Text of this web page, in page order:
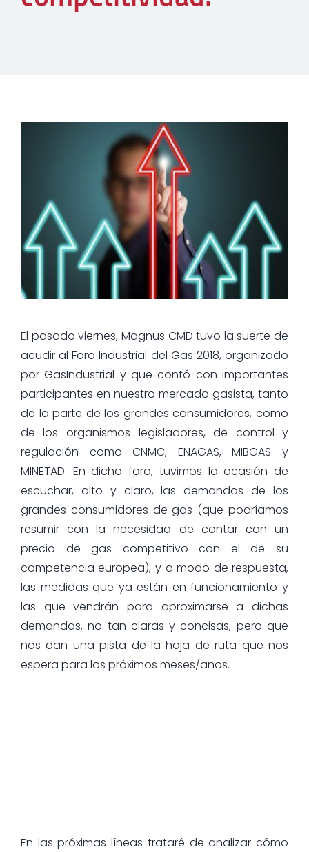
El pasado viernes, Magnus CMD tuvo la suerte de
acudir al Foro Industrial del Gas 2018, organizado
por GasIndustrial y que contó con importantes
participantes en nuestro mercado gasista, tanto
de la parte de los grandes consumidores, como
de los organismos legisladores, de control y
regulación como CNMC, ENAGAS, MIBGAS y
MINETAD. En dicho foro, tuvimos la ocasión de
escuchar, alto y claro, las demandas de los
grandes consumidores de gas (que podríamos
resumir con la necesidad de contar con un
precio de gas competitivo con el de su
competencia europea), y a modo de respuesta,
las medidas que ya están en funcionamiento y
las que vendrán para aproximarse a dichas
demandas, no tan claras y concisas, pero que
nos dan una pista de la hoja de ruta que nos
espera para los próximos meses/años.
En las próximas líneas trataré de analizar cómo